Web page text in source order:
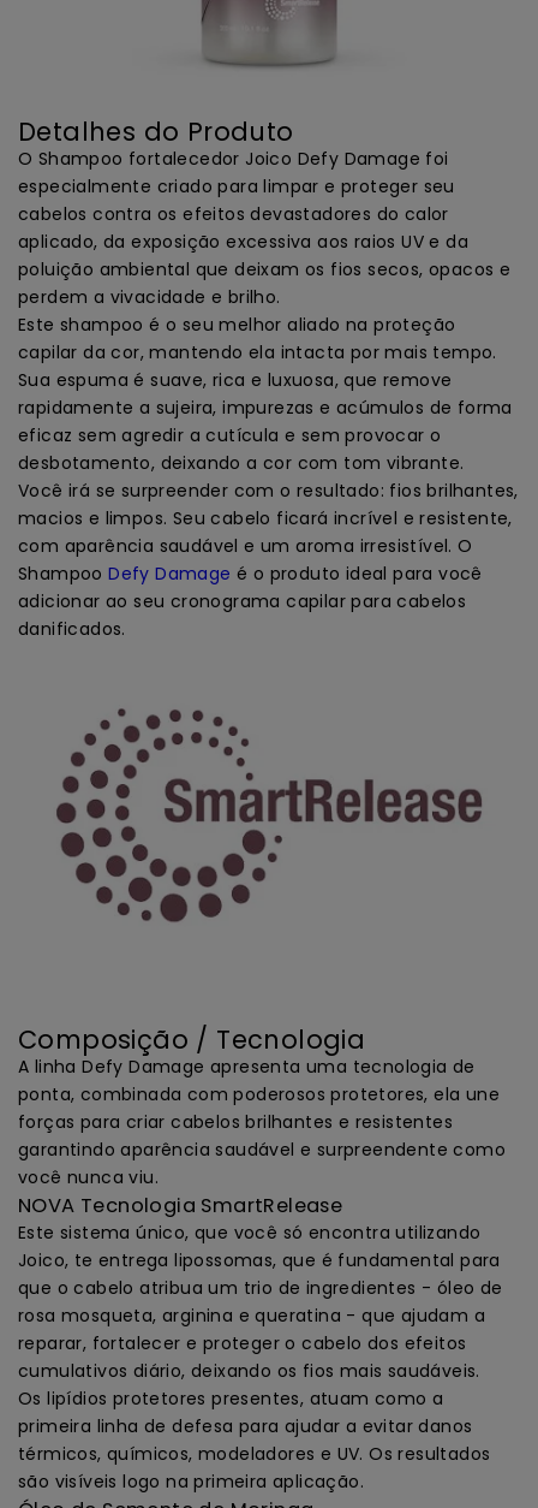
Detalhes do Produto
O Shampoo fortalecedor Joico Defy Damage foi
especialmente criado para limpar e proteger seu
cabelos contra os efeitos devastadores do calor
aplicado, da exposição excessiva aos raios UV e da
poluição ambiental que deixam os fios secos, opacos e
perdem a vivacidade e brilho.
Este shampoo é o seu melhor aliado na proteção
capilar da cor, mantendo ela intacta por mais tempo.
Sua espuma é suave, rica e luxuosa, que remove
rapidamente a sujeira, impurezas e acúmulos de forma
eficaz sem agredir a cutícula e sem provocar o
desbotamento, deixando a cor com tom vibrante.
Você irá se surpreender com o resultado: fios brilhantes,
macios e limpos. Seu cabelo ficará incrível e resistente,
com aparência saudável e um aroma irresistível. O
ShampooDefy Damage é o produto ideal para você
adicionar ao seu cronograma capilar para cabelos
danificados.
Composição / Tecnologia
A linha Defy Damage apresenta uma tecnologia de
ponta, combinada com poderosos protetores, ela une
forças para criar cabelos brilhantes e resistentes
garantindo aparência saudável e surpreendente como
você nunca viu.
NOVA Tecnologia SmartRelease
Este sistema único, que você só encontra utilizando
Joico, te entrega lipossomas, que é fundamental para
que o cabelo atribua um trio de ingredientes - óleo de
rosa mosqueta, arginina e queratina - que ajudam a
reparar, fortalecer e proteger o cabelo dos efeitos
cumulativos diário, deixando os fios mais saudáveis.
Os lipídios protetores presentes, atuam como a
primeira linha de defesa para ajudar a evitar danos
térmicos, químicos, modeladores e UV. Os resultados
são visíveis logo na primeira aplicação.